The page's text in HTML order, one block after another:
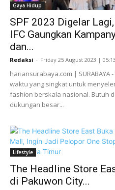
Gaya Hidup
SPF 2023 Digelar
IFC Gaungkan
dan...
Redaksi - Friday 25 August 2023 | 05:13
hariansurabaya.com | SURABAYA
waktu yang singkat untuk
fashion berskala nasional. Butuh
dukungan besar...
Lifestyle
The Headline Store
di Pakuwon City...